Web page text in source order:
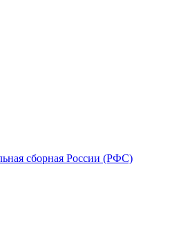
сборная России (РФС)